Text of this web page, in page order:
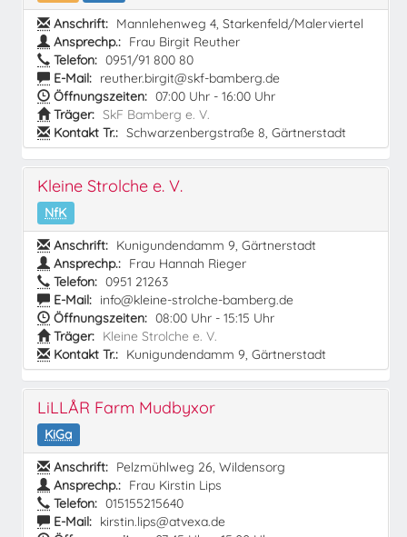
Anschrift: Mannlehenweg 4, Starkenfeld/Malerviertel
Ansprechp.: Frau Birgit Reuther
Telefon: 0951/91 800 80
E-Mail: reuther.birgit@skf-bamberg.de
Öffnungszeiten: 07:00 Uhr - 16:00 Uhr
Träger: SkF Bamberg e. V.
Kontakt Tr.: Schwarzenbergstraße 8, Gärtnerstadt
Kleine Strolche e. V.
NfK
Anschrift: Kunigundendamm 9, Gärtnerstadt
Ansprechp.: Frau Hannah Rieger
Telefon: 0951 21263
E-Mail: info@kleine-strolche-bamberg.de
Öffnungszeiten: 08:00 Uhr - 15:15 Uhr
Träger: Kleine Strolche e. V.
Kontakt Tr.: Kunigundendamm 9, Gärtnerstadt
LiLLÅR Farm Mudbyxor
KiGa
Anschrift: Pelzmühlweg 26, Wildensorg
Ansprechp.: Frau Kirstin Lips
Telefon: 015155215640
E-Mail: kirstin.lips@atvexa.de